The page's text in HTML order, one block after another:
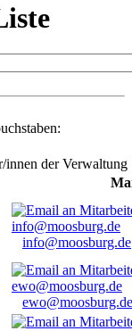
innen der Verwaltung
info@moosburg.de
ewo@moosburg.de